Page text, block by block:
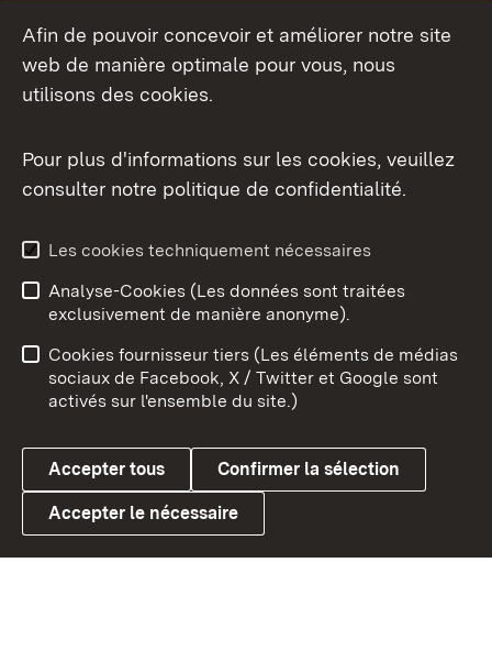
Aperçu des thèmes
Link zum Landesportal
Conseils d'utilisation
Confidentialité
Cookies
Afin de pouvoir concevoir et améliorer notre site
web de manière optimale pour vous, nous
utilisons des cookies.
Pour plus d'informations sur les cookies, veuillez
consulter notre politique de confidentialité.
Les cookies techniquement nécessaires
Analyse-Cookies (Les données sont traitées
exclusivement de manière anonyme).
Cookies fournisseur tiers (Les éléments de médias
sociaux de Facebook, X / Twitter et Google sont
activés sur l'ensemble du site.)
Accepter tous Confirmer la sélection
Accepter le nécessaire